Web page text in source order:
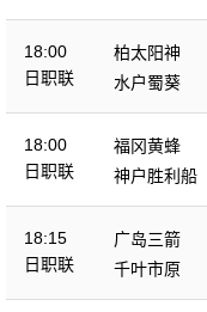
18:00
日职联
柏太阳神
水户蜀葵
18:00
日职联
福冈黄蜂
神户胜利船
18:15
日职联
广岛三箭
千叶市原